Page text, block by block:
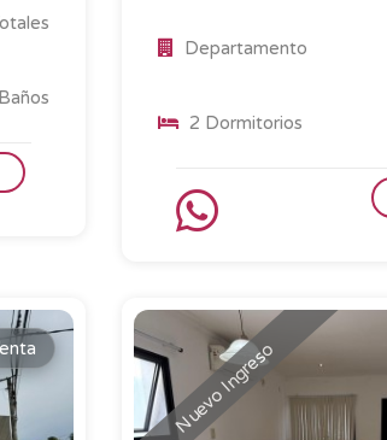
Departamento
2 Dormitorios
Nuevo Ingreso